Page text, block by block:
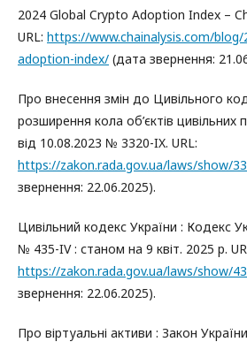
2024 Global Crypto Adoption Index –
URL: https://www.chainalysis.com/
adoption-index/ (дата звернення:
Про внесення змін до Цивільного
розширення кола об’єктів цивільних
від 10.08.2023 № 3320-IX. URL:
https://zakon.rada.gov.ua/laws/show/
звернення: 22.06.2025).
Цивільний кодекс України : Кодекс
№ 435-IV : станом на 9 квіт. 2025 р.
https://zakon.rada.gov.ua/laws/show/
звернення: 22.06.2025).
Про віртуальні активи : Закон